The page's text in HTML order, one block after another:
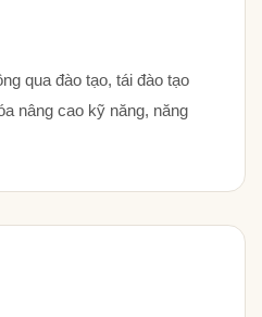
qua đào tạo, tái đào tạo
nâng cao kỹ năng, năng